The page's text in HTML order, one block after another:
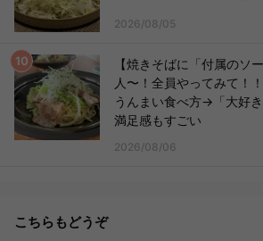
2026/08/05
【焼きそばに「付属のソ
人〜！全員やってみて！
うんまい食べ方→「大好
満足感もすごい
2026/08/06
こちらもどうぞ